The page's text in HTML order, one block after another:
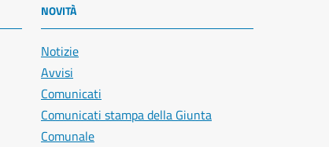
NOVITÀ
Notizie
Avvisi
Comunicati
Comunicati stampa della Giunta
Comunale